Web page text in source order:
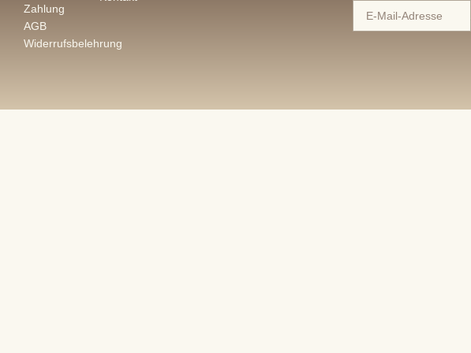
Zahlung
AGB
Widerrufsbelehrung